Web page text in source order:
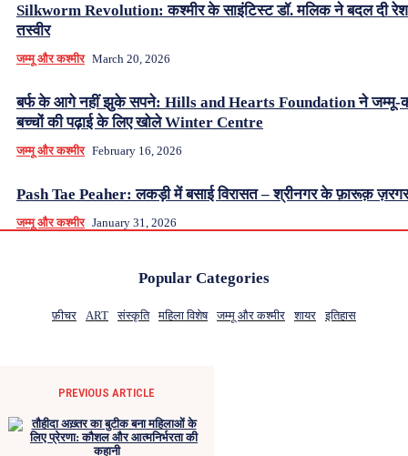
Silkworm Revolution: कश्मीर के साइंटिस्ट डॉ. मलिक ने बदल दी
तस्वीर
जम्मू और कश्मीर March 20, 2026
बर्फ के आगे नहीं झुके सपने: Hills and Hearts Foundation ने जम्मू-
बच्चों की पढ़ाई के लिए खोले Winter Centre
जम्मू और कश्मीर February 16, 2026
Pash Tae Peaher: लकड़ी में बसाई विरासत – श्रीनगर के फ़ारूक़
जम्मू और कश्मीर January 31, 2026
Popular Categories
फ़ीचर ART संस्कृति महिला विशेष जम्मू और कश्मीर शायर इतिहास
PREVIOUS ARTICLE